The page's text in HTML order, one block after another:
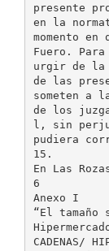
presente
en la
momento
Fuero.
urgir de la
de las
someten a
de los
l, sin
pudiera
15.
En Las
6
Anexo I
“El tamaño
CADENAS/